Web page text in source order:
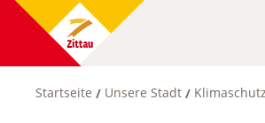
Direkt
Startseite Unsere Stadt